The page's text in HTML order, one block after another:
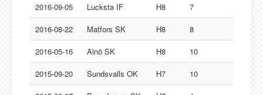
Sundsvalls OK
Gästbok
2016-09-05
Lucksta IF H8
7
2016-08-22
Matfors SK H8
8
2016-05-16
Alnö SK H8
10
2015-09-20
Sundsvalls OK H7
10